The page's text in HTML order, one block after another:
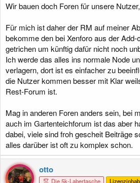
Wir bauen doch Foren für unsere
Für mich ist daher der RM auf meiner
bekomme den bei Xenforo aus der Add-
getrichen um künftig dafür nicht noch
Ich werde das alles ins normale Node
verlagern, dort ist es einfacher zu
die Nutzer kommen besser mit Klar
Rest-Forum ist.
Mag in anderen Foren anders sein, bei
auch im Gartenteichforum ist das aber
dabei, viele sind froh gescheit Beiträge
alles darüber ist oft zu komplex schon.
otto
Die 5k-Labertasche